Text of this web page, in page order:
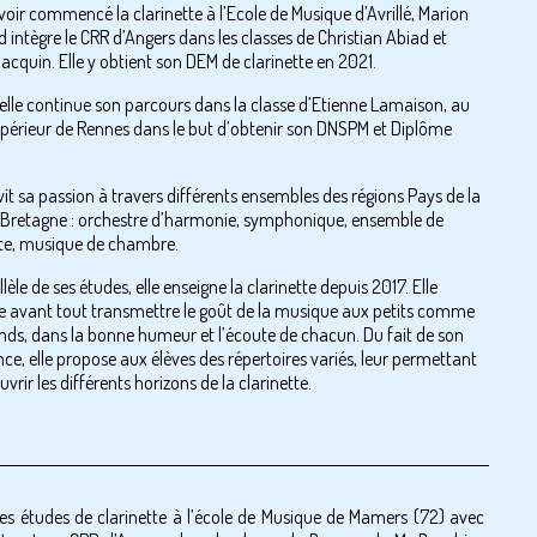
commencé la clarinette à l’Ecole de Musique d’Avrillé, Marion
intègre le CRR d’Angers dans les classes de Christian Abiad et
Elle y obtient son DEM de clarinette en 2021.
continue son parcours dans la classe d’Etienne Lamaison, au
de Rennes dans le but d’obtenir son DNSPM et Diplôme
sa passion à travers différents ensembles des régions Pays de la
: orchestre d’harmonie, symphonique, ensemble de
musique de chambre.
de ses études, elle enseigne la clarinette depuis 2017. Elle
avant tout transmettre le goût de la musique aux petits comme
dans la bonne humeur et l’écoute de chacun. Du fait de son
elle propose aux élèves des répertoires variés, leur permettant
les différents horizons de la clarinette.
études de clarinette à l’école de Musique de Mamers (72) avec